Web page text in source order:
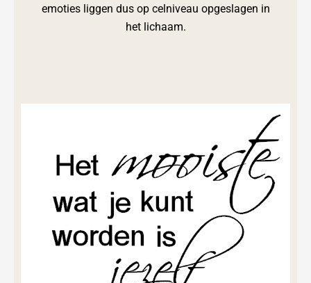
emoties liggen dus op celniveau opgeslagen in
het lichaam.